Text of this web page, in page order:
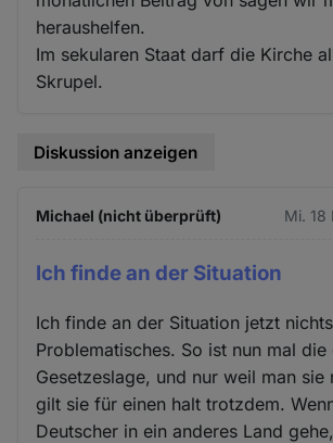
heraushelfen.
Im sekularen Staat darf die Kirche
Skrupel.
Diskussion anzeigen
Michael (nicht überprüft) Mi. 18
Ich finde an der Situation
Ich finde an der Situation jetzt
Problematisches. So ist nun mal die
Gesetzeslage, und nur weil man sie
gilt sie für einen halt trotzdem.
Deutscher in ein anderes Land